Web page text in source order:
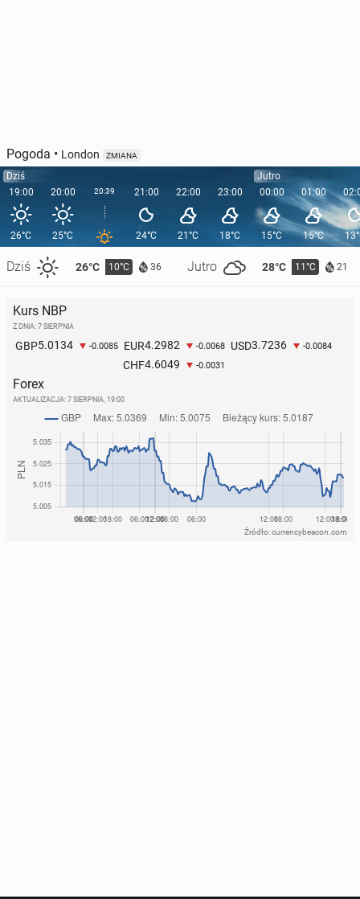
Pogoda • London ZMIANA
Dziś
19:00
26°C
Dziś 26°C 10°C 36 Jutro 28°C 11°C 21
20:00
25°C
20:39 21:00
24°C
22:00
21°C
23:00
18°C
Jutro
00:00
15°C
01:00
15°C
Kurs NBP
Z DNIA: 7 SIERPNIA
GBP5.0134 -0.0085 EUR4.2982 -0.0068 USD3.7236 -0.0084
CHF4.6049 -0.0031
Forex
AKTUALIZACJA: 7 SIERPNIA, 19:00
Źródło: currencybeacon.com